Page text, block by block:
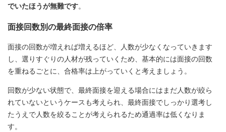
でいたほうが無難です。
面接回数別の最終面接の倍率
面接の回数が増えれば増えるほど、人数が少なくなっていきます
し、選りすぐりの人材が残っていくため、基本的には面接の回数
を重ねるごとに、合格率は上がっていくと考えましょう。
回数が少ない状態で、最終面接を迎える場合にはまだ人数が絞ら
れていないというケースも考えられ、最終面接でしっかり選考し
たうえで人数を絞ることが考えられるため通過率は低くなりま
す。